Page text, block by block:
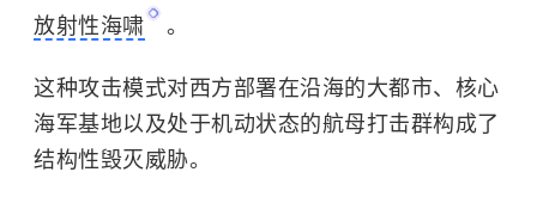
放射性海啸
。
这种攻击模式对西方部署在沿海的大都市、核心
海军基地以及处于机动状态的航母打击群构成了
结构性毁灭威胁。